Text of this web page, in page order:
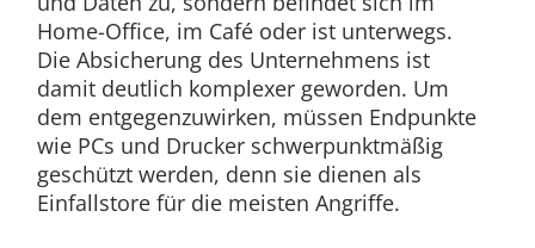
Home-Office, im Café oder ist unterwegs.
Die Absicherung des Unternehmens ist
damit deutlich komplexer geworden. Um
dem entgegenzuwirken, müssen Endpunkte
wie PCs und Drucker schwerpunktmäßig
geschützt werden, denn sie dienen als
Einfallstore für die meisten Angriffe.